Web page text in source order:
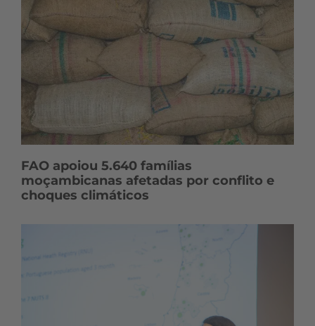
FAO apoiou 5.640 famílias
moçambicanas afetadas por conflito e
choques climáticos